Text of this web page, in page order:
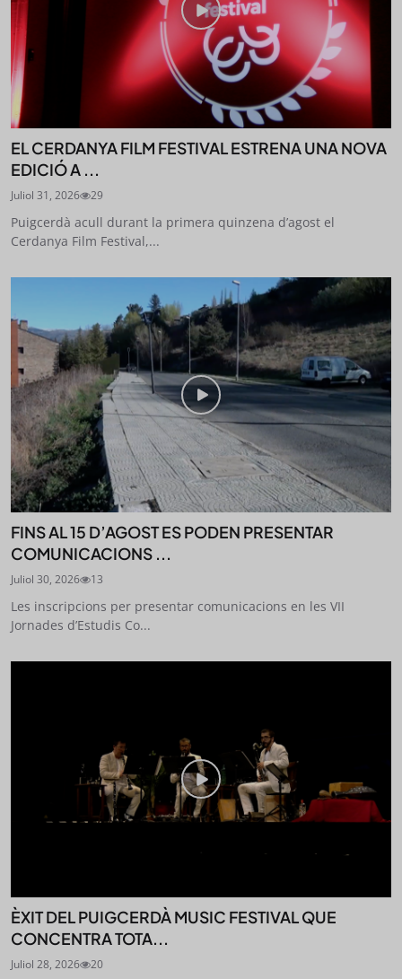
EL CERDANYA FILM FESTIVAL ESTRENA UNA NOVA
EDICIÓ A ...
Juliol 31, 2026 29
Puigcerdà acull durant la primera quinzena d’agost el
Cerdanya Film Festival,...
FINS AL 15 D’AGOST ES PODEN PRESENTAR
COMUNICACIONS ...
Juliol 30, 2026 13
Les inscripcions per presentar comunicacions en les VII
Jornades d’Estudis Co...
ÈXIT DEL PUIGCERDÀ MUSIC FESTIVAL QUE
CONCENTRA TOTA...
Juliol 28, 2026 20